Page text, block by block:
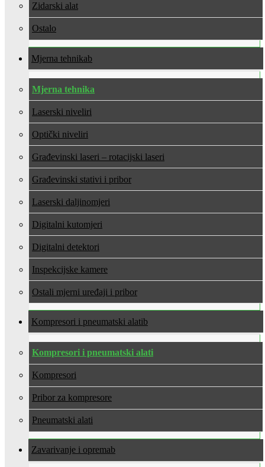
Zidarski alat
Ostalo
Mjerna tehnika
Mjerna tehnika
Laserski niveliri
Optički niveliri
Građevinski laseri – rotacijski laseri
Građevinski stativi i pribor
Laserski daljinomjeri
Digitalni kutomjeri
Digitalni detektori
Inspekcijske kamere
Ostali mjerni uređaji i pribor
Kompresori i pneumatski alati
Kompresori i pneumatski alati
Kompresori
Pribor za kompresore
Pneumatski alati
Zavarivanje i oprema